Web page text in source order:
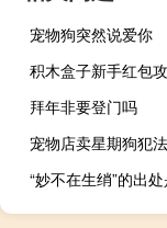
宠物狗突然说爱你
积木盒子新手红包
拜年非要登门吗
宠物店卖星期狗犯
“妙不在生绡”的出